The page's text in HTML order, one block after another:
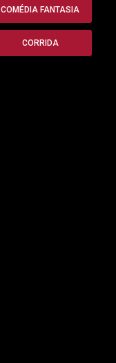
COMÉDIA FANTASIA
CORRIDA